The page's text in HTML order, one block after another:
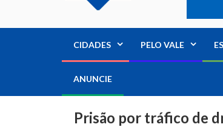
CIDADES PELO VALE
ANUNCIE
Prisão por tráfico de